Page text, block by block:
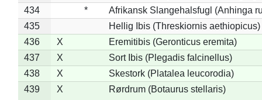
434
*
Afrikansk Slangehalsfugl (Anhinga
435
Hellig Ibis (Threskiornis aethiopicus)
436
X
Eremitibis (Geronticus eremita)
437
X
Sort Ibis (Plegadis falcinellus)
438
X
Skestork (Platalea leucorodia)
439
X Rørdrum (Botaurus stellaris)